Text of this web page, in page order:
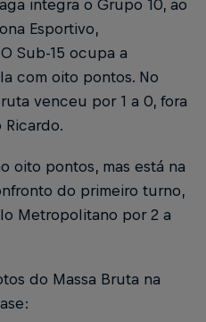
integra o Grupo 10, ao
Esportivo,
Sub-15 ocupa a
com oito pontos. No
venceu por 1 a 0, fora
oito pontos, mas está na
do primeiro turno,
Metropolitano por 2 a
do Massa Bruta na